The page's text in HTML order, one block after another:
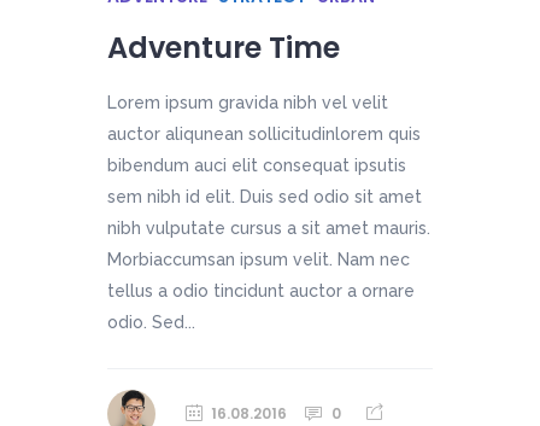
Adventure Time
Lorem ipsum gravida nibh vel velit
auctor aliqunean sollicitudinlorem quis
bibendum auci elit consequat ipsutis
sem nibh id elit. Duis sed odio sit amet
nibh vulputate cursus a sit amet mauris.
Morbiaccumsan ipsum velit. Nam nec
tellus a odio tincidunt auctor a ornare
odio. Sed...
16.08.2016 0